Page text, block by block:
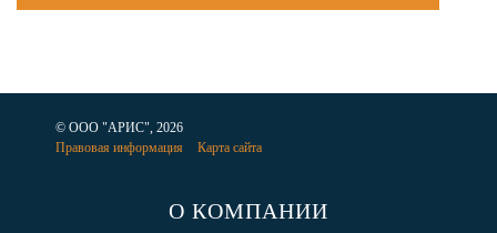
© ООО "АРИС", 2026
Правовая информация
Карта сайта
О КОМПАНИИ